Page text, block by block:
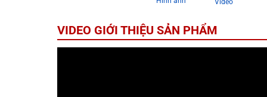
Video
VIDEO GIỚI THIỆU SẢN PHẨM